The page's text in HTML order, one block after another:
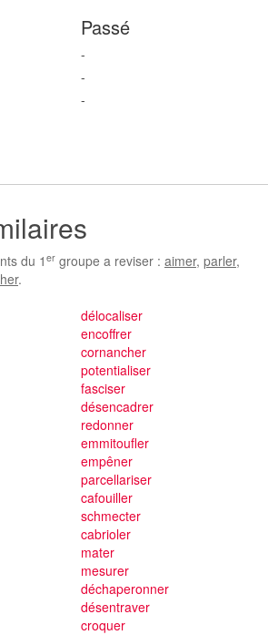
Passé
-
-
-
du 1 er groupe a reviser : aimer, parler,
.
délocaliser
encoffrer
cornancher
potentialiser
fasciser
désencadrer
redonner
emmitoufler
empêner
parcellariser
cafouiller
schmecter
cabrioler
mater
mesurer
déchaperonner
désentraver
croquer